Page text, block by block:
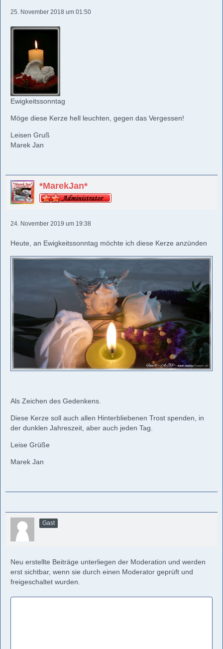
25. November 2018 um 01:50
Ewigkeitssonntag
Möge diese Kerze hell leuchten, gegen das Vergessen!
Leisen Gruß
Marek Jan
*MarekJan*
24. November 2019 um 19:38
Heute, an Ewigkeitssonntag möchte ich diese Kerze anzünden
Als Zeichen des Gedenkens.
Diese Kerze soll auch allen Hinterbliebenen Trost spenden, in
der dunklen Jahreszeit, aber auch jeden Tag.
Leise Grüße
Marek Jan
Gast
Neu erstellte Beiträge unterliegen der Moderation und werden
erst sichtbar, wenn sie durch einen Moderator geprüft und
freigeschaltet wurden.